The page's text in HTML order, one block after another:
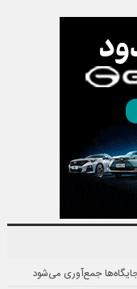
جمع‌آوری می‌شود